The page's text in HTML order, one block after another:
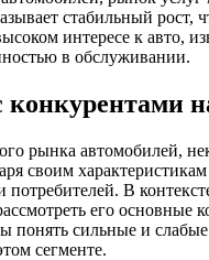
стабильный рост,
интересе к авто,
в обслуживании.
конкурентами
рынка автомобилей,
своим
потребителей. В
его основные
понять сильные и
сегменте.